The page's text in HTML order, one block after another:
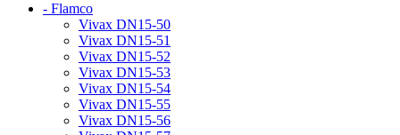
- Flamco
Vivax DN15-50
Vivax DN15-51
Vivax DN15-52
Vivax DN15-53
Vivax DN15-54
Vivax DN15-55
Vivax DN15-56